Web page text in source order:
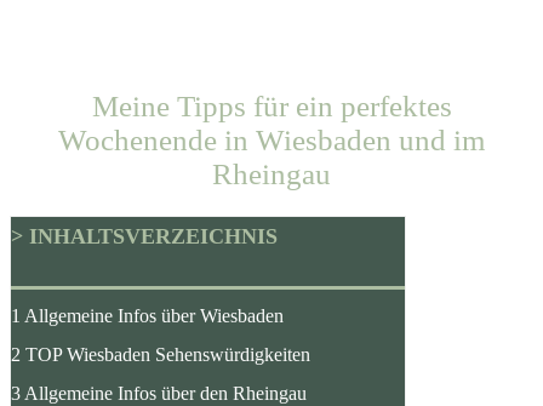
Meine Tipps für ein perfektes
Wochenende in Wiesbaden und im
Rheingau
> INHALTSVERZEICHNIS
1 Allgemeine Infos über Wiesbaden
2 TOP Wiesbaden Sehenswürdigkeiten
3 Allgemeine Infos über den Rheingau